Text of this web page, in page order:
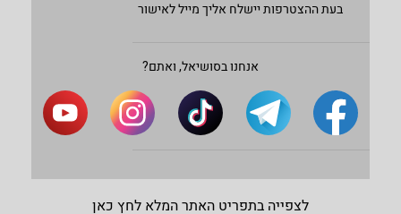
בעת ההצטרפות יישלח אליך מייל לאישור
אנחנו בסושיאל, ואתם?
לצפייה בתפריט האתר המלא לחץ כאן